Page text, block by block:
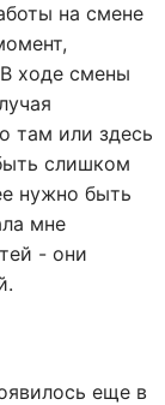
на смене
ходе смены
там или здесь
слишком
нужно быть
мне
- они
еще в